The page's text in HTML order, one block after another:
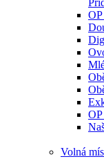
Volná